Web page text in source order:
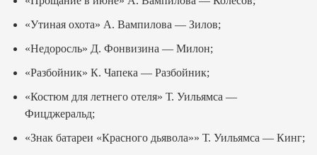
«Утиная охота» А. Вампилова — Зилов;
«Недоросль» Д. Фонвизина — Милон;
«Разбойник» К. Чапека — Разбойник;
«Костюм для летнего отеля» Т. Уильямса —
Фицджеральд;
«Знак батареи «Красного дьявола»» Т. Уильямса — Кинг;